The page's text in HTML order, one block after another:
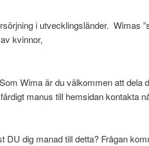
i utvecklingsländer. Wimas
kvinnor,
Wima är du välkommen att dela
manus till hemsidan kontakta
dig manad till detta? Frågan